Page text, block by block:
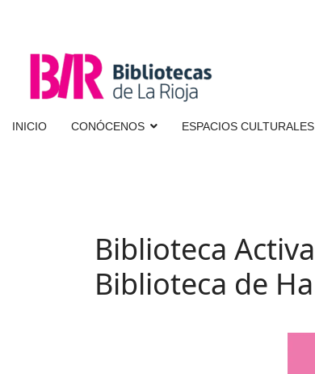
INICIO CONÓCENOS ESPACIOS CULTURALES
Biblioteca
Biblioteca de